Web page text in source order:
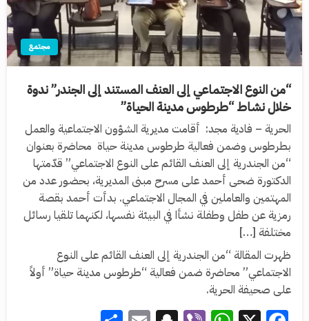
مجتمع
“‏من النوع الاجتماعي إلى العنف المستند إلى الجندر” ندوة
خلال نشاط “طرطوس مدينة الحياة”
‏الحرية – فادية مجد: ‌‏أقامت مديرية الشؤون الاجتماعية والعمل
بطرطوس وضمن فعالية طرطوس مدينة حياة محاضرة بعنوان
“من الجندرية إلى العنف القائم على النوع الاجتماعي” قدّمتها
الدكتورة ضحى أحمد على مسرح مبنى المديرية، بحضور عدد من
المهتمين والعاملين في المجال الاجتماعي. ‏بدأت أحمد بقصة
رمزية عن طفل وطفلة نشأا في البيئة نفسها، لكنهما تلقيا رسائل
مختلفة […]
ظهرت المقالة “‏من الجندرية إلى العنف القائم على النوع
الاجتماعي” محاضرة ضمن فعالية “طرطوس مدينة حياة” أولاً
على صحيفة الحرية.